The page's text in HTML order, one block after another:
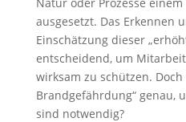
ausgesetzt. Das Erkennen
Einschätzung dieser
entscheidend, um
wirksam zu schützen.
Brandgefährdung“ genau,
sind notwendig?